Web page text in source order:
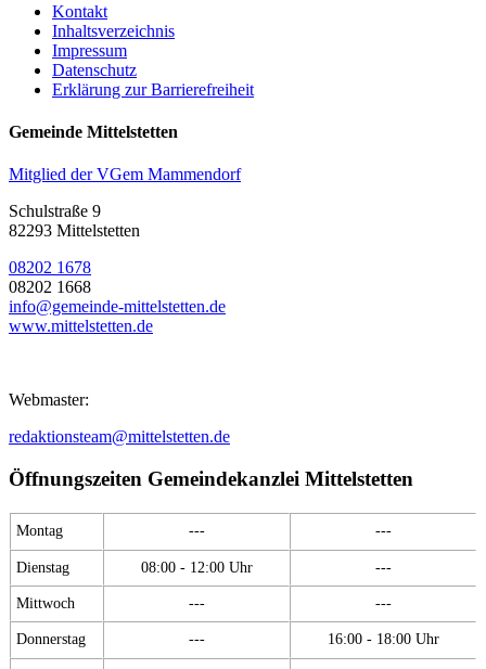
Kontakt
Inhaltsverzeichnis
Impressum
Datenschutz
Erklärung zur Barrierefreiheit
Gemeinde Mittelstetten
Mitglied der VGem Mammendorf
Schulstraße 9
82293 Mittelstetten
08202 1678
08202 1668
info@gemeinde-mittelstetten.de
www.mittelstetten.de
Webmaster:
redaktionsteam@mittelstetten.de
Öffnungszeiten Gemeindekanzlei Mittelstetten
Montag --- ---
Dienstag 08:00 - 12:00 Uhr ---
Mittwoch --- ---
Donnerstag --- 16:00 - 18:00 Uhr